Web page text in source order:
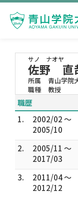
サノ ナオヤ
佐野 直
所属
青山学院
職種
教授
職歴
1.
2002/02 ～
2005/10
2.
2005/11 ～
2017/03
3.
2011/04 ～
2012/12